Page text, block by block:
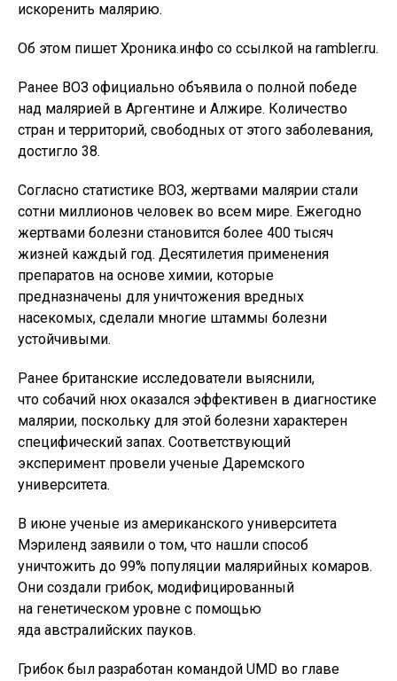
искоренить малярию.
Об этом пишет Хроника.инфо со ссылкой на rambler.ru.
Ранее ВОЗ официально объявила о полной победе
над малярией в Аргентине и Алжире. Количество
стран и территорий, свободных от этого заболевания,
достигло 38.
Согласно статистике ВОЗ, жертвами малярии стали
сотни миллионов человек во всем мире. Ежегодно
жертвами болезни становится более 400 тысяч
жизней каждый год. Десятилетия применения
препаратов на основе химии, которые
предназначены для уничтожения вредных
насекомых, сделали многие штаммы болезни
устойчивыми.
Ранее британские исследователи выяснили,
что собачий нюх оказался эффективен в диагностике
малярии, поскольку для этой болезни характерен
специфический запах. Соответствующий
эксперимент провели ученые Даремского
университета.
В июне ученые из американского университета
Мэриленд заявили о том, что нашли способ
уничтожить до 99% популяции малярийных комаров.
Они создали грибок, модифицированный
на генетическом уровне с помощью
яда австралийских пауков.
Грибок был разработан командой UMD во главе